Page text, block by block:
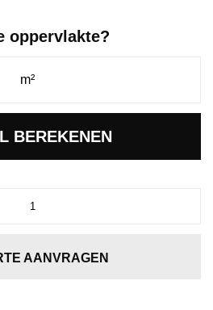
oppervlakte?
BEREKENEN
AANVRAGEN